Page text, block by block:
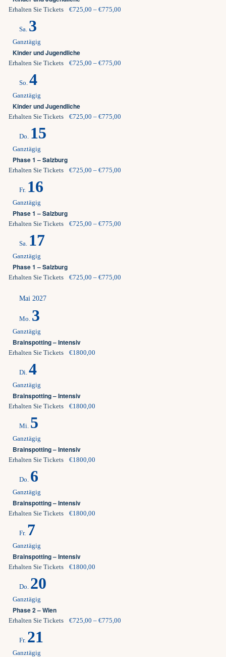
Erhalten Sie Tickets €725,00 – €775,00
Sa. 3
Ganztägig
Kinder und Jugendliche
Erhalten Sie Tickets €725,00 – €775,00
So. 4
Ganztägig
Kinder und Jugendliche
Erhalten Sie Tickets €725,00 – €775,00
Do. 15
Ganztägig
Phase 1 – Salzburg
Erhalten Sie Tickets €725,00 – €775,00
Fr. 16
Ganztägig
Phase 1 – Salzburg
Erhalten Sie Tickets €725,00 – €775,00
Sa. 17
Ganztägig
Phase 1 – Salzburg
Erhalten Sie Tickets €725,00 – €775,00
Mai 2027
Mo. 3
Ganztägig
Brainspotting – Intensiv
Erhalten Sie Tickets €1800,00
Di. 4
Ganztägig
Brainspotting – Intensiv
Erhalten Sie Tickets €1800,00
Mi. 5
Ganztägig
Brainspotting – Intensiv
Erhalten Sie Tickets €1800,00
Do. 6
Ganztägig
Brainspotting – Intensiv
Erhalten Sie Tickets €1800,00
Fr. 7
Ganztägig
Brainspotting – Intensiv
Erhalten Sie Tickets €1800,00
Do. 20
Ganztägig
Phase 2 – Wien
Erhalten Sie Tickets €725,00 – €775,00
Fr. 21
Ganztägig